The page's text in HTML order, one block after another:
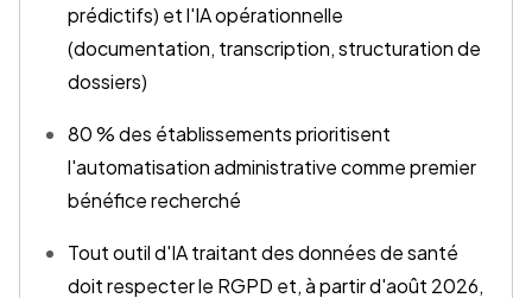
prédictifs) et l'IA opérationnelle
(documentation, transcription, structuration de
dossiers)
80 % des établissements prioritisent
l'automatisation administrative comme premier
bénéfice recherché
Tout outil d'IA traitant des données de santé
doit respecter le RGPD et, à partir d'août 2026,